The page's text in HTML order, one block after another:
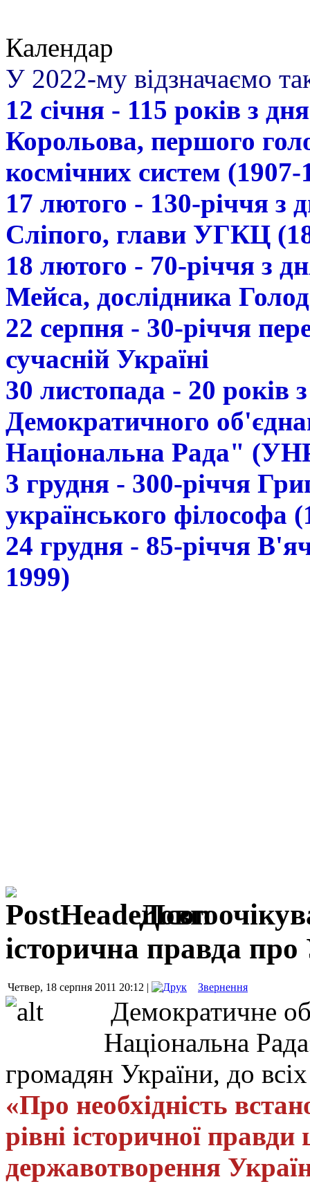
Календар
У 2022-му відзначаємо
12 січня - 115 років з
Корольова, першого
космічних систем (1907-
17 лютого - 130-річчя з
Сліпого, глави УГКЦ
18 лютого - 70-річчя з
Мейса, дослідника
22 серпня - 30-річчя
сучасній Україні
30 листопада - 20 років
Демократичного
Національна Рада"
3 грудня - 300-річчя
українського філософа
24 грудня - 85-річчя
1999)
історична правда
Четвер, 18 серпня 2011 20:12 | Звернення
Демократичне
Національна
громадян України, до
«Про необхідність
рівні історичної
державотворення